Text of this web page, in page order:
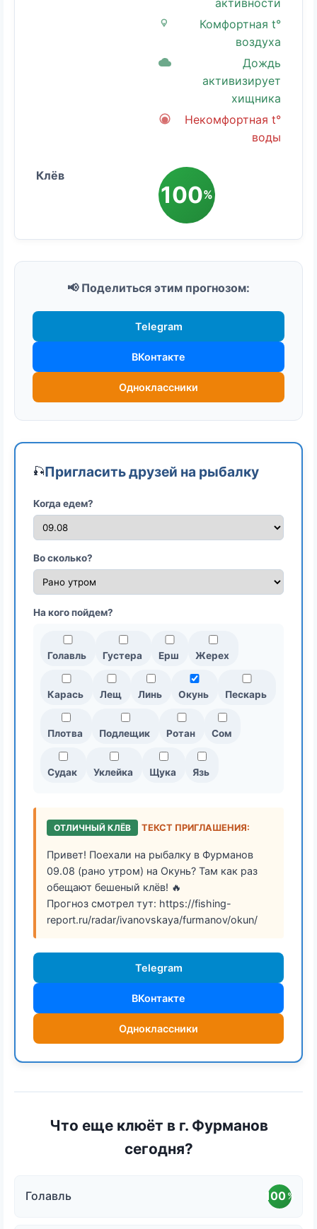
Комфортная t°
воздуха
Дождь
активизирует
хищника
Некомфортная t°
воды
100%
📢 Поделиться этим прогнозом:
Telegram
ВКонтакте
Одноклассники
🎣Пригласить друзей на рыбалку
Когда едем?
Во сколько?
На кого пойдем?
Голавль Густера Ерш Жерех
Карась Лещ Линь Окунь Пескарь
Плотва Подлещик Ротан Сом
Судак Уклейка Щука Язь
ОТЛИЧНЫЙ КЛЁВ ТЕКСТ ПРИГЛАШЕНИЯ:
Привет! Поехали на рыбалку в Фурманов
09.08 (рано утром) на Окунь? Там как раз
обещают бешеный клёв! 🔥
Прогноз смотрел тут: https://fishing-
report.ru/radar/ivanovskaya/furmanov/okun/
Telegram
ВКонтакте
Одноклассники
Что еще клюёт в г. Фурманов
сегодня?
Голавль 100 %